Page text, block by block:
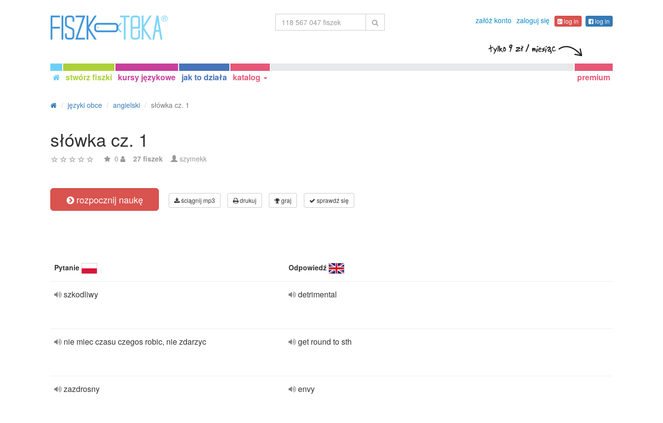
załóż konto zaloguj się log in log in
stwórz fiszki kursy językowe jak to działa katalog premium
języki obce angielski słówka cz. 1
słówka cz. 1
0 27 fiszek szymekk
rozpocznij naukę ściągnij mp3 drukuj graj sprawdź się
Pytanie Odpowiedź
szkodliwy detrimental
nie miec czasu czegos robic, nie zdarzyc get round to sth
zazdrosny envy